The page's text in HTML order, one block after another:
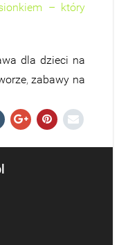
– który
dla dzieci na
,zabawy na